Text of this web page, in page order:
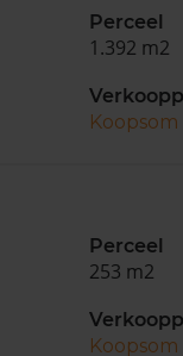
Perceel
1.392 m2
Perceel
253 m2